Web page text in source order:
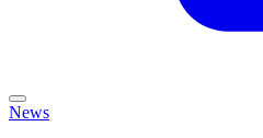
News